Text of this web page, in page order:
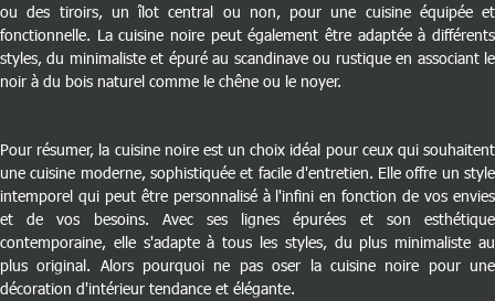
ou des tiroirs, un îlot central ou non, pour une cuisine équipée et
fonctionnelle. La cuisine noire peut également être adaptée à différents
styles, du minimaliste et épuré au scandinave ou rustique en associant le
noir à du bois naturel comme le chêne ou le noyer.
Pour résumer, la cuisine noire est un choix idéal pour ceux qui souhaitent
une cuisine moderne, sophistiquée et facile d'entretien. Elle offre un style
intemporel qui peut être personnalisé à l'infini en fonction de vos envies
et de vos besoins. Avec ses lignes épurées et son esthétique
contemporaine, elle s'adapte à tous les styles, du plus minimaliste au
plus original. Alors pourquoi ne pas oser la cuisine noire pour une
décoration d'intérieur tendance et élégante.